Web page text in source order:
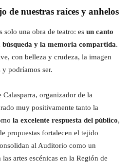
de nuestras raíces y anhelos
solo una obra de teatro: es un canto
búsqueda y la memoria compartida.
con belleza y crudeza, la imagen
podríamos ser.
organizador de la
muy positivamente tanto la
la excelente respuesta del público,
propuestas fortalecen el tejido
al Auditorio como un
artes escénicas en la Región de